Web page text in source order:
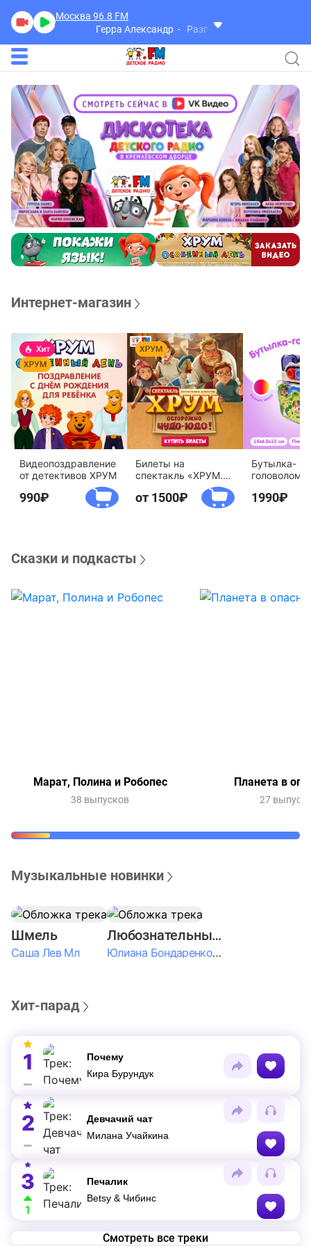
Москва 96.8 FM
Герра Александр
Разговоры
Интернет-магазин
Видеопоздравление
от детективов ХРУМ
990
Билеты на
спектакль «ХРУМ.
Осторожно, Чудо-
Юдо!»
от 1500
Бутылка-
агентство
1990
Сказки и подкасты
Марат, Полина и Робопес
38 выпусков
Планета в
27
Музыкальные новинки
Шмель
Саша Лев Мл
Любознательные Дети
Юлиана Бондаренко & Амелия Колпакова & Егор Егоров & Валерия Шевченко & Ксюша Косичкина
Хит-парад
1
Почему
Кира Бурундук
2
Девчачий чат
Милана Учайкина
3
1
Печалик
Betsy & Чибинс
Смотреть все треки